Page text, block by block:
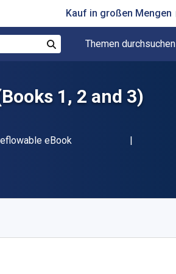
Kauf in großen Mengen
Themen durchsuchen
1, 2 and 3)
eBook